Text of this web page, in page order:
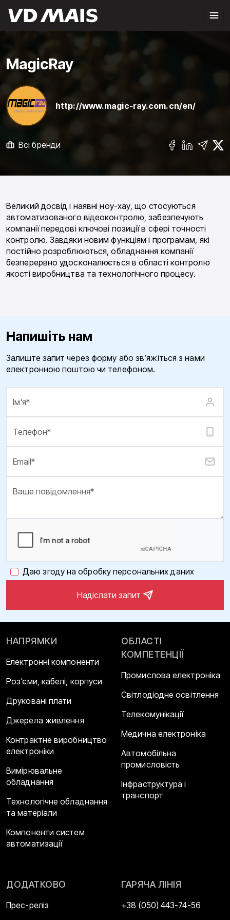
MagicRay
http://www.magic-ray.com.cn/en/
Всі бренди
Великий досвід і наявні ноу-хау, що стосуються
автоматизованого відеоконтролю, забезпечують
компанії передові ключові позиції в сфері точності
контролю. Завдяки новим функціям і програмам, які
постійно розроблюються, обладнання компанії
безперервно удосконалюється в області контролю
якості виробництва та технологічного процесу.
Напишіть нам
Залиште запит через форму або зв’яжіться з нами
електронною поштою чи телефоном.
Даю згоду на обробку персональних даних
Надіслати запит
НАПРЯМКИ
Електронні компоненти
Роз'єми, кабелі, корпуси
Друковані плати
Джерела живлення
Контрактне виробництво
електроніки
Вимірювальне
обладнання
Технологічне обладнання
та матеріали
Компоненти систем
автоматизації
ОБЛАСТІ
КОМПЕТЕНЦІЇ
Промислова електроніка
Світлодіодне освітлення
Телекомунікації
Медична електроніка
Автомобільна
промисловість
Інфраструктура і
транспорт
ДОДАТКОВО
Прес-реліз
ГАРЯЧА ЛІНІЯ
+38 (050) 443-74-56